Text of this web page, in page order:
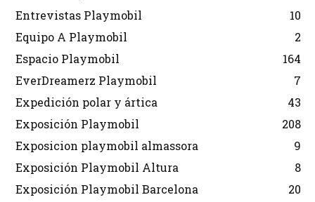
Entrevistas Playmobil
10
Equipo A Playmobil
2
Espacio Playmobil
164
EverDreamerz Playmobil
7
Expedición polar y ártica
43
Exposición Playmobil
208
Exposicion playmobil almassora
9
Exposición Playmobil Altura
8
Exposición Playmobil Barcelona
20